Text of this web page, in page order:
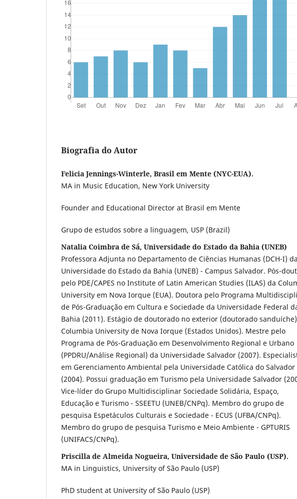
Biografia do Autor
Felicia Jennings-Winterle, Brasil em Mente (NYC-EUA).
MA in Music Education, New York University
Founder and Educational Director at Brasil em Mente
Grupo de estudos sobre a linguagem, USP (Brazil)
Natalia Coimbra de Sá, Universidade do Estado da Bahia (UNEB)
Professora Adjunta no Departamento de Ciências Humanas (DCH-I) da
Universidade do Estado da Bahia (UNEB) - Campus Salvador. Pós-
pelo PDE/CAPES no Institute of Latin American Studies (ILAS) da
University em Nova Iorque (EUA). Doutora pelo Programa
de Pós-Graduação em Cultura e Sociedade da Universidade Federal
Bahia (2011). Estágio de doutorado no exterior (doutorado
Columbia University de Nova Iorque (Estados Unidos). Mestre pelo
Programa de Pós-Graduação em Desenvolvimento Regional e Urbano
(PPDRU/Análise Regional) da Universidade Salvador (2007).
em Gerenciamento Ambiental pela Universidade Católica do Salvador
(2004). Possui graduação em Turismo pela Universidade Salvador
Vice-líder do Grupo Multidisciplinar Sociedade Solidária, Espaço,
Educação e Turismo - SSEETU (UNEB/CNPq). Membro do grupo de
pesquisa Espetáculos Culturais e Sociedade - ECUS (UFBA/CNPq).
Membro do grupo de pesquisa Turismo e Meio Ambiente - GPTURIS
(UNIFACS/CNPq).
Priscilla de Almeida Nogueira, Universidade de São Paulo (USP).
MA in Linguistics, University of São Paulo (USP)
PhD student at University of São Paulo (USP)